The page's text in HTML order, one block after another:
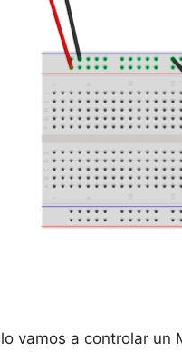
vamos a controlar un